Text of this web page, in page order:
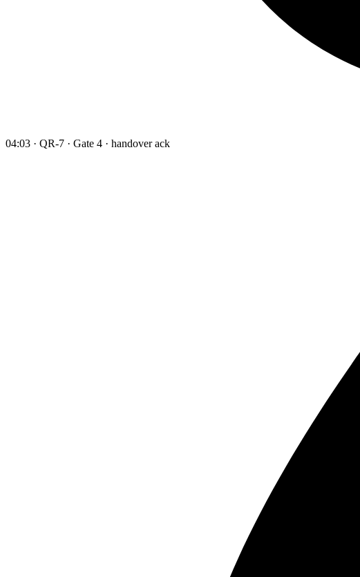
04:03 · QR-7 · Gate 4 · handover ack